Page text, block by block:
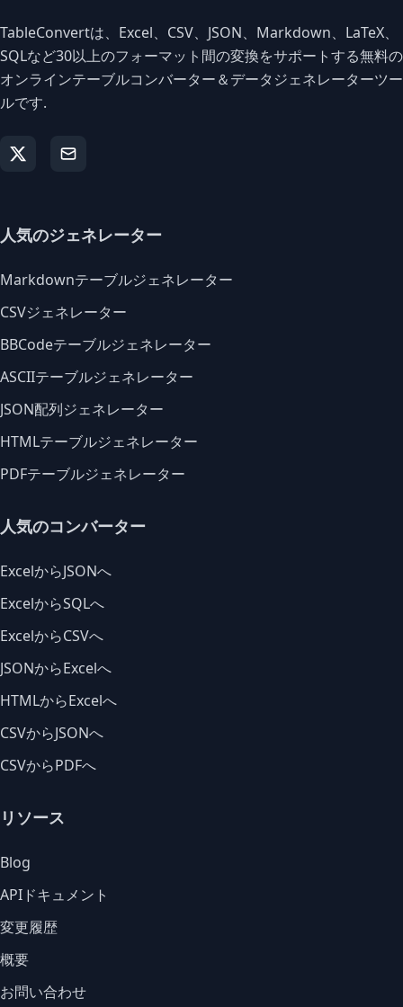
TableConvertは、Excel、CSV、JSON、Markdown、LaTeX、
SQLなど30以上のフォーマット間の変換をサポートする無料の
オンラインテーブルコンバーター＆データジェネレーターツー
ルです.
人気のジェネレーター
Markdownテーブルジェネレーター
CSVジェネレーター
BBCodeテーブルジェネレーター
ASCIIテーブルジェネレーター
JSON配列ジェネレーター
HTMLテーブルジェネレーター
PDFテーブルジェネレーター
人気のコンバーター
ExcelからJSONへ
ExcelからSQLへ
ExcelからCSVへ
JSONからExcelへ
HTMLからExcelへ
CSVからJSONへ
CSVからPDFへ
リソース
Blog
APIドキュメント
変更履歴
概要
お問い合わせ